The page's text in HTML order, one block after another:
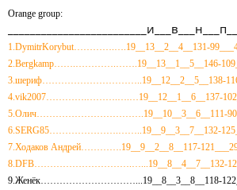
Orange group:
1.DymitrKorybut………….….19__13__2__4__131-
2.Bergkamp…….………….…….19__13__1__5__146-
3.шериф…………………………..19__12__2__5__138-
4.vik2007………….……….….…19__12__1__6__137-
5.Олич…………………………….19__10__3__6__111-
6.SERG85………………….……..19__9__3__7__132-
7.Ходаков Андрей………….19__9__2__8__117-
8.DFB………………………….…...19__8__4__7__132-
9.Женёк…………………………...19__8__3__8__118-